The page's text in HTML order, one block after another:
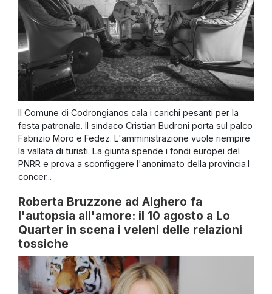
Il Comune di Codrongianos cala i carichi pesanti per la
festa patronale. Il sindaco Cristian Budroni porta sul palco
Fabrizio Moro e Fedez. L'amministrazione vuole riempire
la vallata di turisti. La giunta spende i fondi europei del
PNRR e prova a sconfiggere l'anonimato della provincia.I
concer...
Roberta Bruzzone ad Alghero fa
l'autopsia all'amore: il 10 agosto a Lo
Quarter in scena i veleni delle relazioni
tossiche